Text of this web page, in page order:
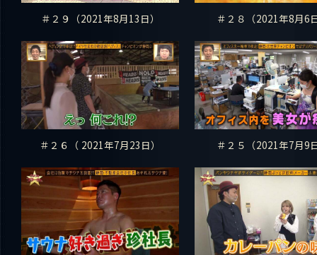
＃２９（2021年8月13日） ＃２８（2021年8月6
＃２６（ 2021年7月23日） ＃２５（2021年7月9